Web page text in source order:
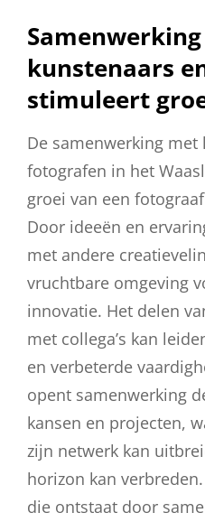
kunstenaars
stimuleert
De samenwerking met
fotografen in het
groei van een
Door ideeën en
met andere
vruchtbare omgeving
innovatie. Het delen
met collega’s kan
en verbeterde
opent samenwerking
kansen en projecten,
zijn netwerk kan
horizon kan
die ontstaat door